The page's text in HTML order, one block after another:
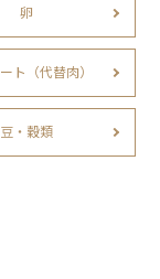
卵
ト（代替肉）
豆・穀類